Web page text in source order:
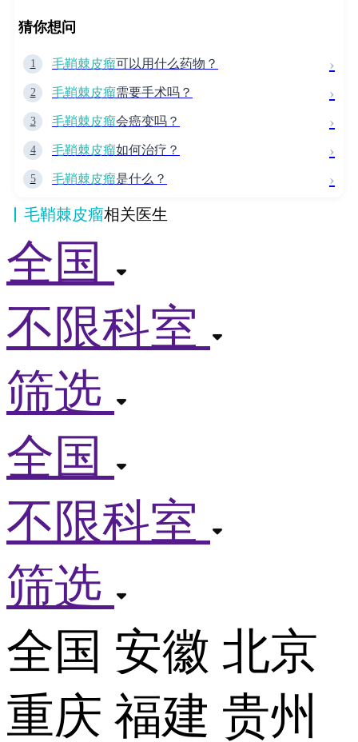
猜你想问
1 毛鞘棘皮瘤可以用什么药物？ ›
2 毛鞘棘皮瘤需要手术吗？ ›
3 毛鞘棘皮瘤会癌变吗？ ›
4 毛鞘棘皮瘤如何治疗？ ›
5 毛鞘棘皮瘤是什么？ ›
毛鞘棘皮瘤相关医生
全国
不限科室
筛选
全国
不限科室
筛选
全国 安徽 北京
重庆 福建 贵州